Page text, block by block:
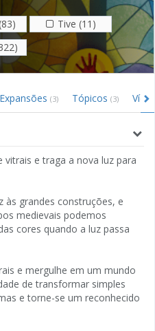
Tive (11)
Expansões (3) Tópicos (3)
e traga a nova luz para
às grandes construções, e
medievais podemos
cores quando a luz passa
e mergulhe em um mundo
de transformar simples
e torne-se um reconhecido